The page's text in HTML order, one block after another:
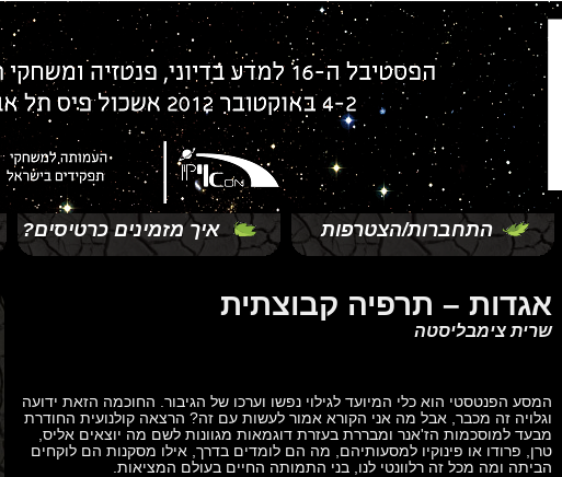
התחברות/הצטרפות איך מזמינים כרטיסים?
אגדות – תרפיה קבוצתית
שרית צימבליסטה
המסע הפנטסטי הוא כלי המיועד לגילוי נפשו וערכו של הגיבור. החוכמה הזאת ידועה
וגלויה זה מכבר, אבל מה אני הקורא אמור לעשות עם זה? הרצאה קולנועית החודרת
מבעד למוסכמות הז'אנר ומבררת בעזרת דוגמאות מגוונות לשם מה יוצאים אליס,
טרן, פרודו או פינוקיו למסעותיהם, מה הם לומדים בדרך, אילו מסקנות הם לוקחים
הביתה ומה מכל זה רלוונטי לנו, בני התמותה החיים בעולם המציאות.